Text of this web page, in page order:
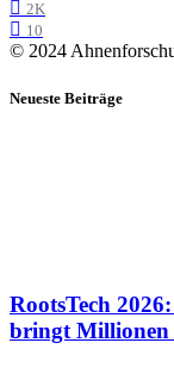
2K
10
© 2024
Neueste Beiträge
RootsTech
bringt Millionen